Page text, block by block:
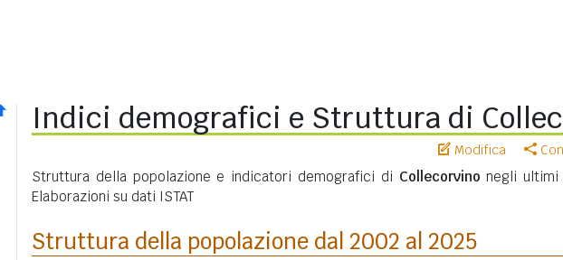
Indici demografici e Struttura di
Modifica
Struttura della popolazione e indicatori demografici di Collecorvino negli ultimi
Elaborazioni su dati ISTAT
Struttura della popolazione dal 2002 al 2025